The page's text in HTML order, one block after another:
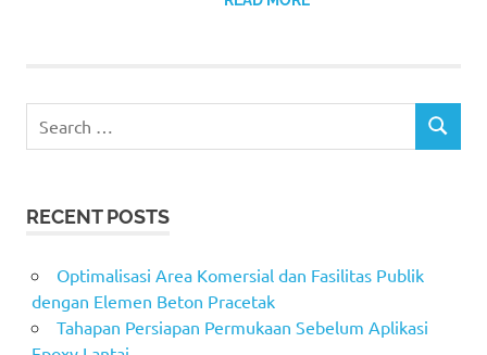
SEARCH
RECENT POSTS
Optimalisasi Area Komersial dan Fasilitas Publik
dengan Elemen Beton Pracetak
Tahapan Persiapan Permukaan Sebelum Aplikasi